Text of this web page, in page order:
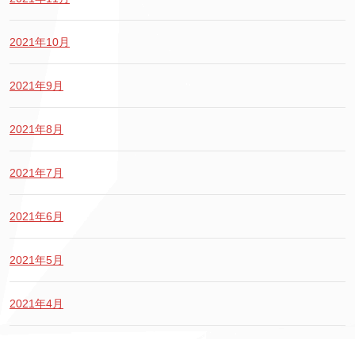
2021年10月
2021年9月
2021年8月
2021年7月
2021年6月
2021年5月
2021年4月